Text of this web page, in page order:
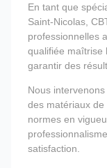
En tant que
Saint-Nicolas,
professionnelles
qualifiée maîtrise
garantir des
Nous
des matériaux
normes en
satisfaction.